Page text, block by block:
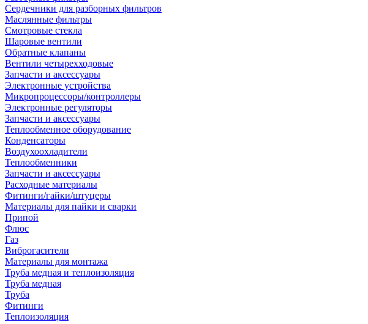
Сердечники для разборных фильтров
Маслянные фильтры
Смотровые стекла
Шаровые вентили
Обратные клапаны
Вентили четырехходовые
Запчасти и аксессуары
Электронные устройства
Микропроцессоры/контроллеры
Электронные регуляторы
Запчасти и аксессуары
Теплообменное оборудование
Конденсаторы
Воздухоохладители
Теплообменники
Запчасти и аксессуары
Расходные материалы
Фитинги/гайки/штуцеры
Материалы для пайки и сварки
Припой
Флюс
Газ
Виброгасители
Материалы для монтажа
Труба медная и теплоизоляция
Труба медная
Труба
Фитинги
Теплоизоляция